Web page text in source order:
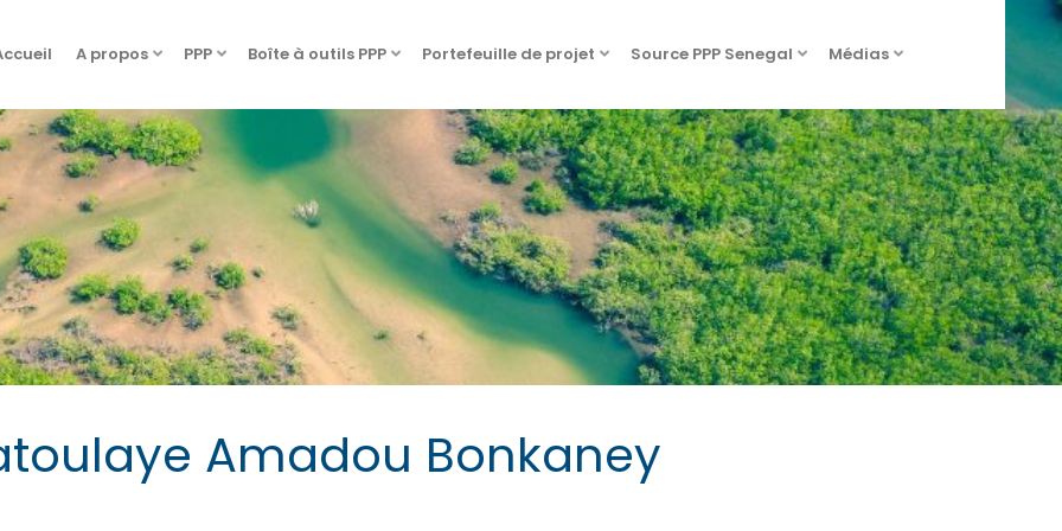
A propos PPP Boîte à outils PPP Portefeuille de projet Source PPP Senegal Médias
Amadou Bonkaney